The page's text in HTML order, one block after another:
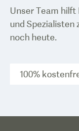
100%
Unser Team hilft
und Spezialisten
noch heute.